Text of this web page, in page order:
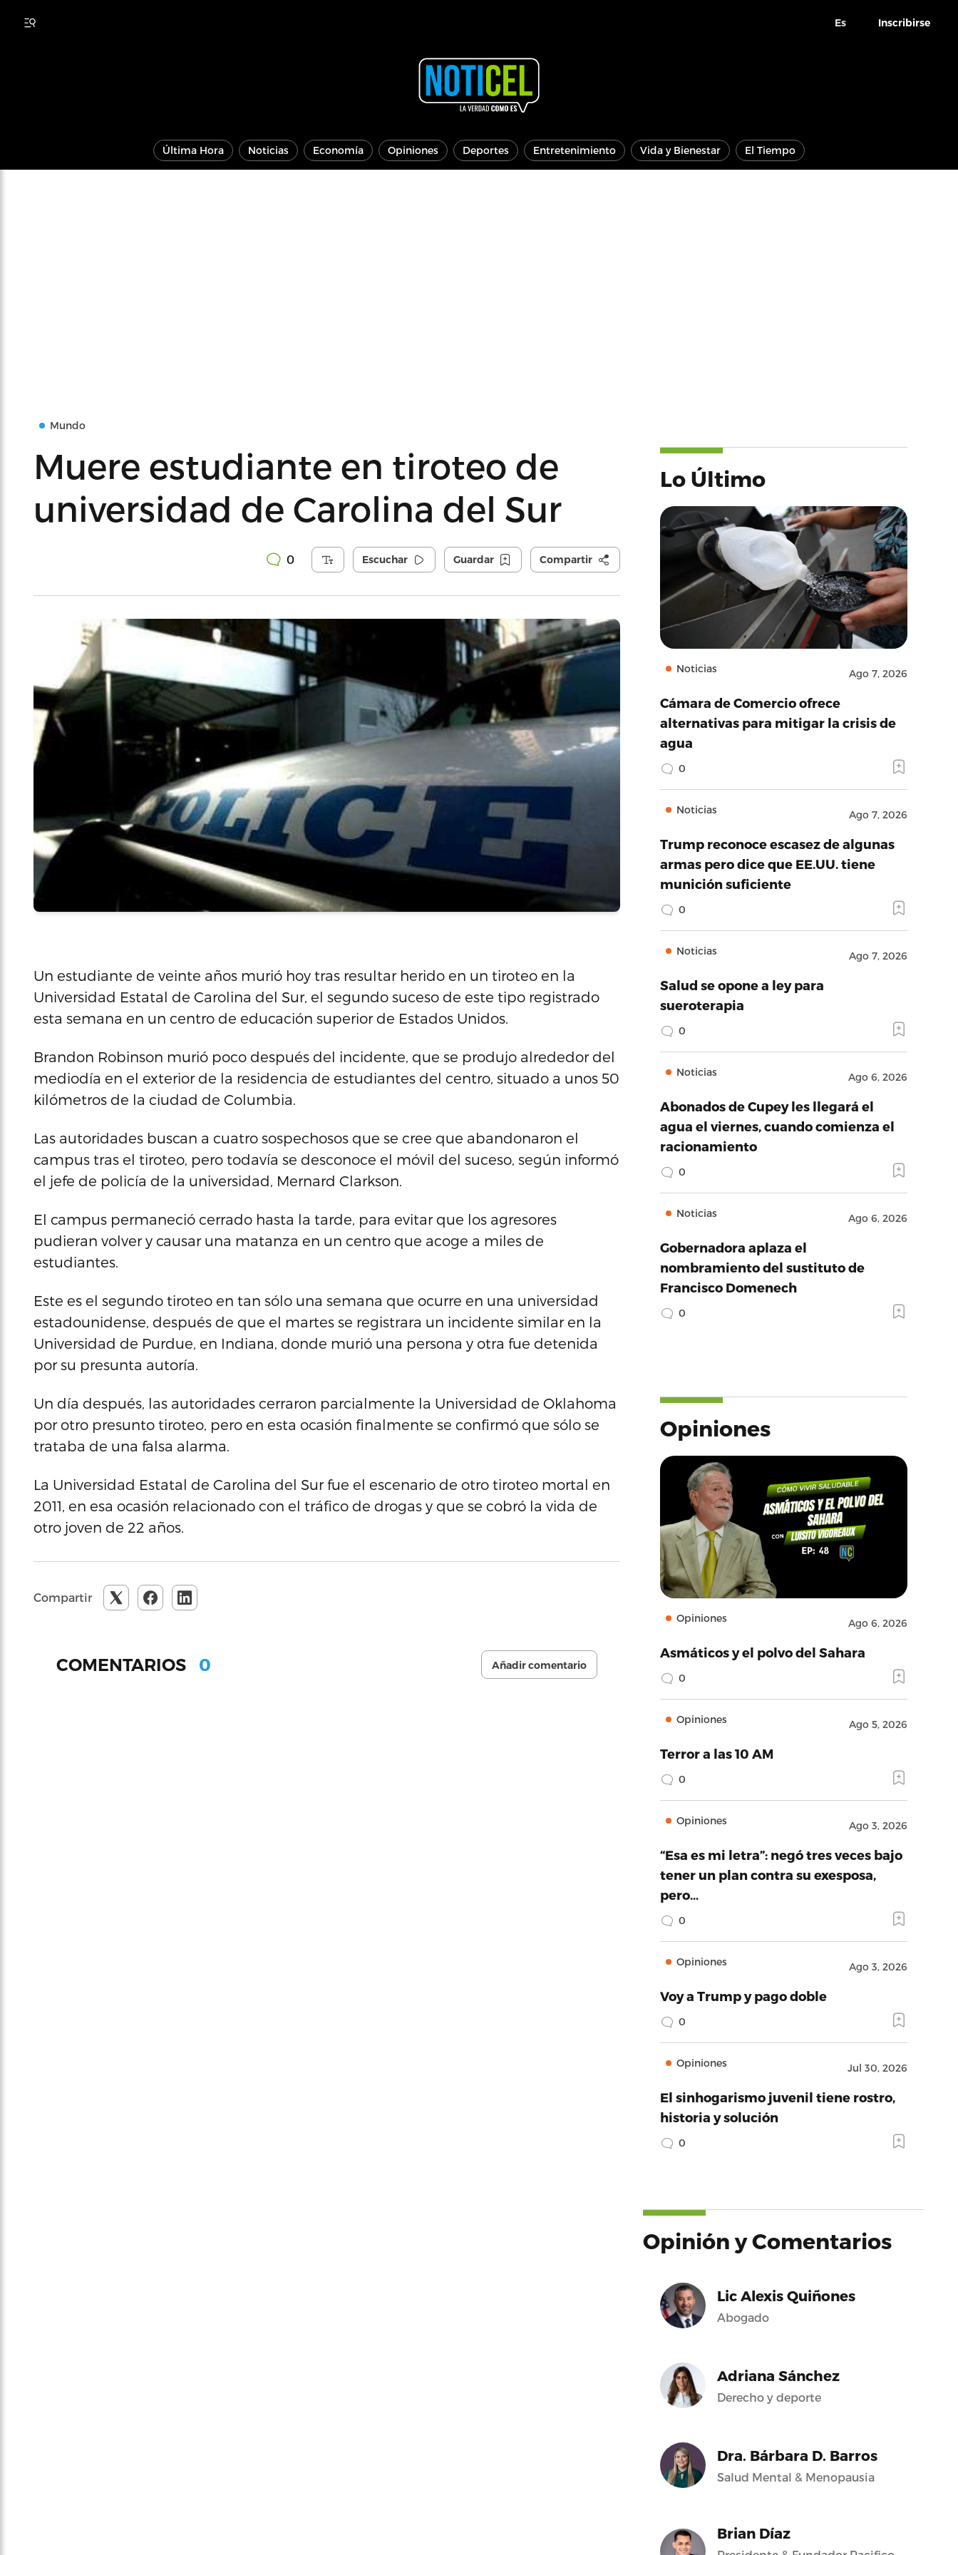
Es Inscribirse
Última Hora Noticias Economía Opiniones Deportes Entretenimiento Vida y Bienestar El Tiempo
Mundo
Muere estudiante en tiroteo de
universidad de Carolina del Sur
0 Escuchar Guardar Compartir
Un estudiante de veinte años murió hoy tras resultar herido en un tiroteo en la
Universidad Estatal de Carolina del Sur, el segundo suceso de este tipo registrado
esta semana en un centro de educación superior de Estados Unidos.
Brandon Robinson murió poco después del incidente, que se produjo alrededor del
mediodía en el exterior de la residencia de estudiantes del centro, situado a unos 50
kilómetros de la ciudad de Columbia.
Las autoridades buscan a cuatro sospechosos que se cree que abandonaron el
campus tras el tiroteo, pero todavía se desconoce el móvil del suceso, según informó
el jefe de policía de la universidad, Mernard Clarkson.
El campus permaneció cerrado hasta la tarde, para evitar que los agresores
pudieran volver y causar una matanza en un centro que acoge a miles de
estudiantes.
Este es el segundo tiroteo en tan sólo una semana que ocurre en una universidad
estadounidense, después de que el martes se registrara un incidente similar en la
Universidad de Purdue, en Indiana, donde murió una persona y otra fue detenida
por su presunta autoría.
Un día después, las autoridades cerraron parcialmente la Universidad de Oklahoma
por otro presunto tiroteo, pero en esta ocasión finalmente se confirmó que sólo se
trataba de una falsa alarma.
La Universidad Estatal de Carolina del Sur fue el escenario de otro tiroteo mortal en
2011, en esa ocasión relacionado con el tráfico de drogas y que se cobró la vida de
otro joven de 22 años.
Compartir
COMENTARIOS 0 Añadir comentario
Lo Último
Noticias Ago 7, 2026
Cámara de Comercio ofrece
alternativas para mitigar la crisis de
agua
0
Noticias Ago 7, 2026
Trump reconoce escasez de algunas
armas pero dice que EE.UU. tiene
munición suficiente
0
Noticias Ago 7, 2026
Salud se opone a ley para
sueroterapia
0
Noticias Ago 6, 2026
Abonados de Cupey les llegará el
agua el viernes, cuando comienza el
racionamiento
0
Noticias Ago 6, 2026
Gobernadora aplaza el
nombramiento del sustituto de
Francisco Domenech
0
Opiniones
Opiniones Ago 6, 2026
Asmáticos y el polvo del Sahara
0
Opiniones Ago 5, 2026
Terror a las 10 AM
0
Opiniones Ago 3, 2026
“Esa es mi letra”: negó tres veces bajo
tener un plan contra su exesposa,
pero…
0
Opiniones Ago 3, 2026
Voy a Trump y pago doble
0
Opiniones Jul 30, 2026
El sinhogarismo juvenil tiene rostro,
historia y solución
0
Opinión y Comentarios
Lic Alexis Quiñones
Abogado
Adriana Sánchez
Derecho y deporte
Dra. Bárbara D. Barros
Salud Mental & Menopausia
Brian Díaz